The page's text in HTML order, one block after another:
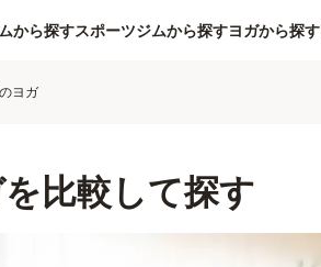
から探すスポーツジムから探すヨガから探す
ヨガ
比較して探す